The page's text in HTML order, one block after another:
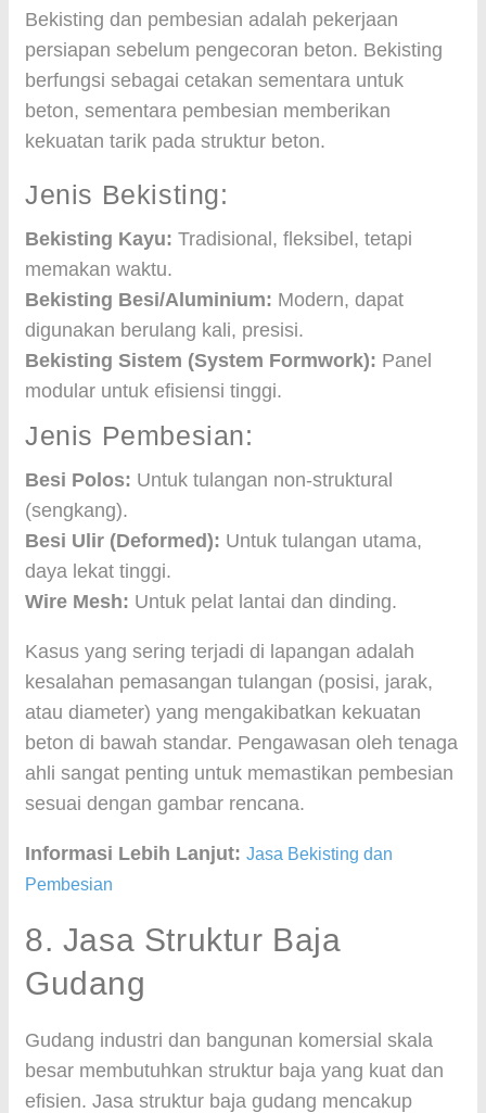
Bekisting dan pembesian adalah pekerjaan
persiapan sebelum pengecoran beton. Bekisting
berfungsi sebagai cetakan sementara untuk
beton, sementara pembesian memberikan
kekuatan tarik pada struktur beton.
Jenis Bekisting:
Bekisting Kayu: Tradisional, fleksibel, tetapi
memakan waktu.
Bekisting Besi/Aluminium: Modern, dapat
digunakan berulang kali, presisi.
Bekisting Sistem (System Formwork): Panel
modular untuk efisiensi tinggi.
Jenis Pembesian:
Besi Polos: Untuk tulangan non-struktural
(sengkang).
Besi Ulir (Deformed): Untuk tulangan utama,
daya lekat tinggi.
Wire Mesh: Untuk pelat lantai dan dinding.
Kasus yang sering terjadi di lapangan adalah
kesalahan pemasangan tulangan (posisi, jarak,
atau diameter) yang mengakibatkan kekuatan
beton di bawah standar. Pengawasan oleh tenaga
ahli sangat penting untuk memastikan pembesian
sesuai dengan gambar rencana.
Informasi Lebih Lanjut: Jasa Bekisting dan
Pembesian
8. Jasa Struktur Baja
Gudang
Gudang industri dan bangunan komersial skala
besar membutuhkan struktur baja yang kuat dan
efisien. Jasa struktur baja gudang mencakup